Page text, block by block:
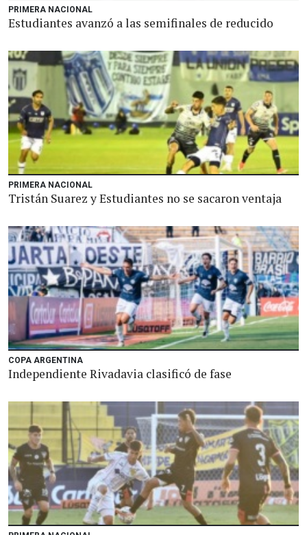
PRIMERA NACIONAL
Estudiantes avanzó a las semifinales de reducido
PRIMERA NACIONAL
Tristán Suarez y Estudiantes no se sacaron ventaja
COPA ARGENTINA
Independiente Rivadavia clasificó de fase